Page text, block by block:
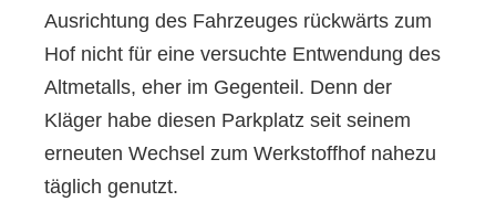
Ausrichtung des Fahrzeuges rückwärts zum
Hof nicht für eine versuchte Entwendung des
Altmetalls, eher im Gegenteil. Denn der
Kläger habe diesen Parkplatz seit seinem
erneuten Wechsel zum Werkstoffhof nahezu
täglich genutzt.